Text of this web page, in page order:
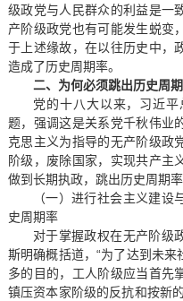
级政党与人民群众的利益是一
产阶级政党也有可能发生蜕变
于上述缘故，在以往历史中，
造成了历史周期率。
二、为何必须跳出历史周
党的十八大以来，习近
题，强调这是关系党千秋伟业
克思主义为指导的无产阶级政
阶级，废除国家，实现共产主
做到长期执政，跳出历史周期率
（一）进行社会主义建
史周期率
对于掌握政权在无产阶级
斯明确概括道，“为了达到未
多的目的，工人阶级应当首先
镇压资本家阶级的反抗和按新